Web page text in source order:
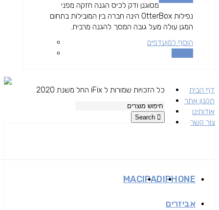
מסוגנן ודק לכיס הגנה חזקה מפני
נפילות OtterBox הינה חברה בין המובילות בתחום
המגן עולה מעל גובה המסך להגנה מרבית.
הוסף למועדפים
דף הבית
תקנון אתר
אודותינו
צור קשר
כל הזכויות שמורות ל iFix החל משנת 2020
IPHONE
IPAD
MAC
אביזרים
Search